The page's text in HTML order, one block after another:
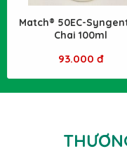
Match® 50EC-
Chai 100ml
93.000 đ